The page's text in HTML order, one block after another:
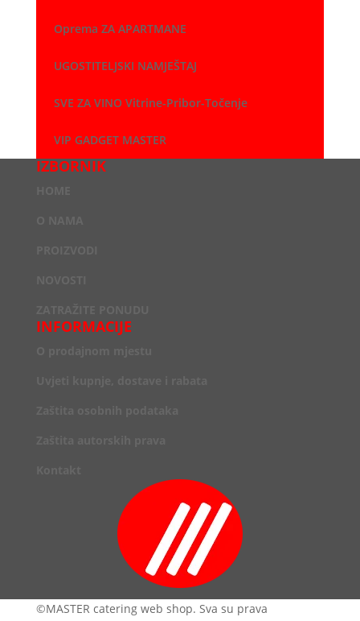
Oprema ZA APARTMANE
UGOSTITELJSKI NAMJEŠTAJ
SVE ZA VINO Vitrine-Pribor-Točenje
VIP GADGET MASTER
IZBORNIK
INFORMACIJE
©MASTER catering web shop. Sva su prava